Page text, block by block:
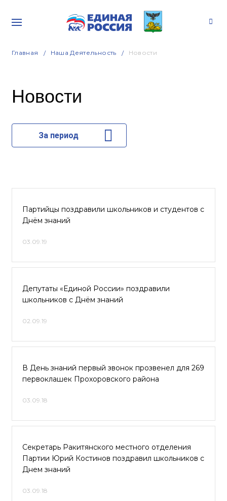
Главная Наша Деятельность Новости
Новости
За период
Партийцы поздравили школьников и студентов с
Днём знаний
03.09.19
Депутаты «Единой России» поздравили
школьников с Днём знаний
02.09.19
В День знаний первый звонок прозвенел для 269
первоклашек Прохоровского района
03.09.18
Секретарь Ракитянского местного отделения
Партии Юрий Костинов поздравил школьников с
Днем знаний
03.09.18